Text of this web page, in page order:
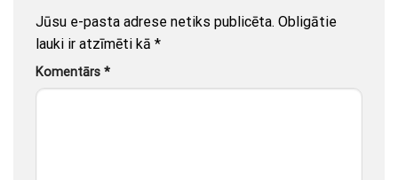
Jūsu e-pasta adrese netiks publicēta. Obligātie
lauki ir atzīmēti kā *
Komentārs *